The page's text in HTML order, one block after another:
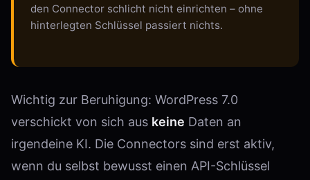
den Connector schlicht nicht einrichten – ohne
hinterlegten Schlüssel passiert nichts.
Wichtig zur Beruhigung: WordPress 7.0
verschickt von sich aus keine Daten an
irgendeine KI. Die Connectors sind erst aktiv,
wenn du selbst bewusst einen API-Schlüssel